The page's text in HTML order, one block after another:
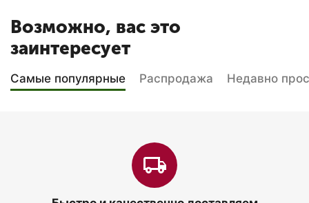
Возможно, вас это
заинтересует
Самые популярные Распродажа Недавно